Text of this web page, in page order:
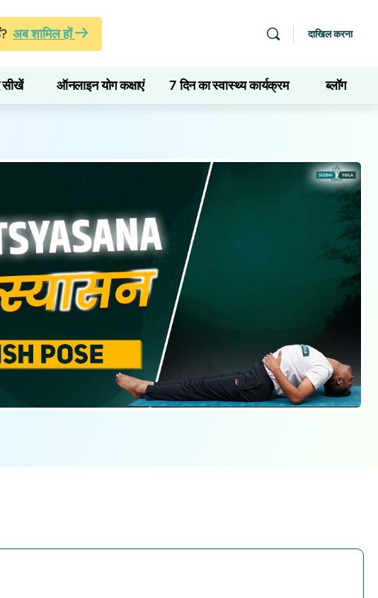
अब शामिल हों दाखिल करना
सीखें ऑनलाइन योग कक्षाएं 7 दिन का स्वास्थ्य कार्यक्रम ब्लॉग